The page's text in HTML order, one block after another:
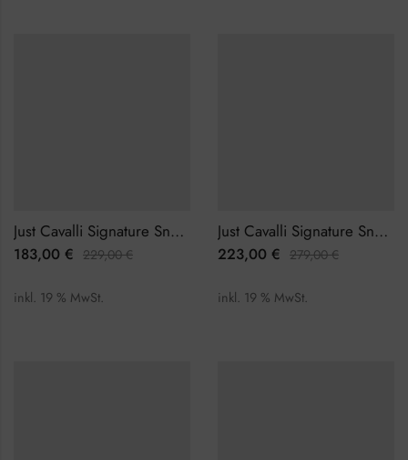
Just Cavalli Signature Snake Ferocious JC1L306M0015 Damenuhr
183,00 € 229,00€
inkl. 19 % MwSt.
Just Cavalli Signature Snake Ferocious JC1L306M0075 Damenuhr
223,00 € 279,00€
inkl. 19 % MwSt.